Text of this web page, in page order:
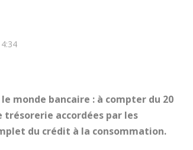
monde bancaire : à compter du 20
accordées par les
du crédit à la consommation.